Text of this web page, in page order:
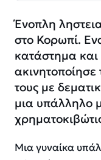
Ένοπλη
στο Κορωπί.
κατάστημα
τους με
μια υπάλληλο
Μια γυναίκα